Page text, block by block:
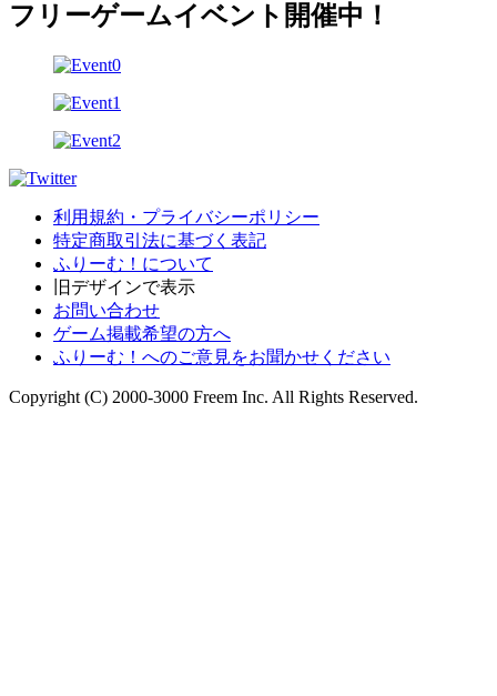
フリーゲームイベント開催中！
利用規約・プライバシーポリシー
特定商取引法に基づく表記
ふりーむ！について
旧デザインで表示
お問い合わせ
ゲーム掲載希望の方へ
ふりーむ！へのご意見をお聞かせください
Copyright (C) 2000-3000 Freem Inc. All Rights Reserved.